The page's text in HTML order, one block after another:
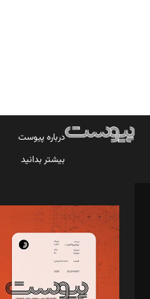
درباره پیوست
بیشتر بدانید
مدیر مسئول: محمدباقر اثنی‌عشری
سردبیر: مهرک محمودی
دبیر تحریریه: میثم قاسمی
د‌بیر ناداستان: سمانه سمیع
د‌بیر خدمت و تجارت: ابوالفضل رجبی